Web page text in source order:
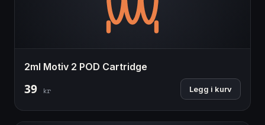
2ml Motiv 2 POD Cartridge
39 kr Legg i kurv